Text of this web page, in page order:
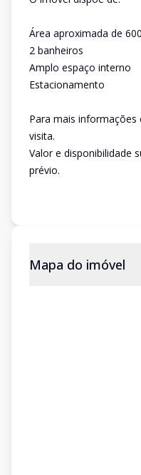
Área aproximada de
2 banheiros
Amplo espaço interno
Estacionamento
Para mais
visita.
Valor e disponibilidade
prévio.
Mapa do imóvel